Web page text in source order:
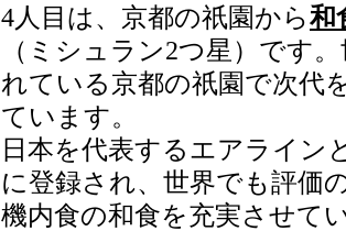
4人目は、京都の祇園から和
（ミシュラン2つ星）です
れている京都の祇園で次代
ています。
日本を代表するエアライン
に登録され、世界でも評価
機内食の和食を充実させて